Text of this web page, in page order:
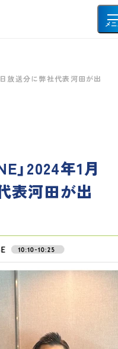
メ
事業紹介
会社概要・沿革
サステナビリティ
不動産投資家の方へ
放送分に弊社代表河田が出
」2024年1月
表河田が出